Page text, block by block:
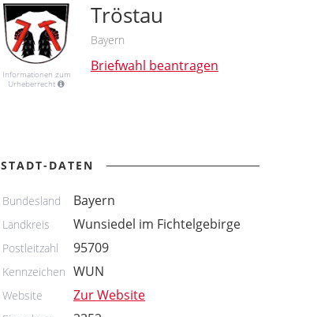
Informationen zum
Urheberrecht
Tröstau
Bayern
Briefwahl beantragen
STADT-DATEN
Bundesland Bayern
Landkreis Wunsiedel im Fichtelgebirge
Postleitzahl 95709
Kennzeichen WUN
Website Zur Website